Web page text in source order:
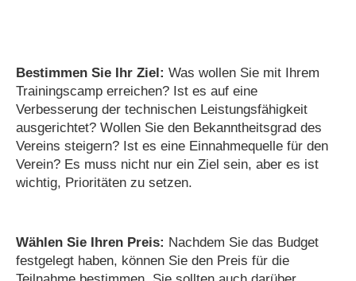
Bestimmen Sie Ihr Ziel: Was wollen Sie mit Ihrem
Trainingscamp erreichen? Ist es auf eine
Verbesserung der technischen Leistungsfähigkeit
ausgerichtet? Wollen Sie den Bekanntheitsgrad des
Vereins steigern? Ist es eine Einnahmequelle für den
Verein? Es muss nicht nur ein Ziel sein, aber es ist
wichtig, Prioritäten zu setzen.
Wählen Sie Ihren Preis: Nachdem Sie das Budget
festgelegt haben, können Sie den Preis für die